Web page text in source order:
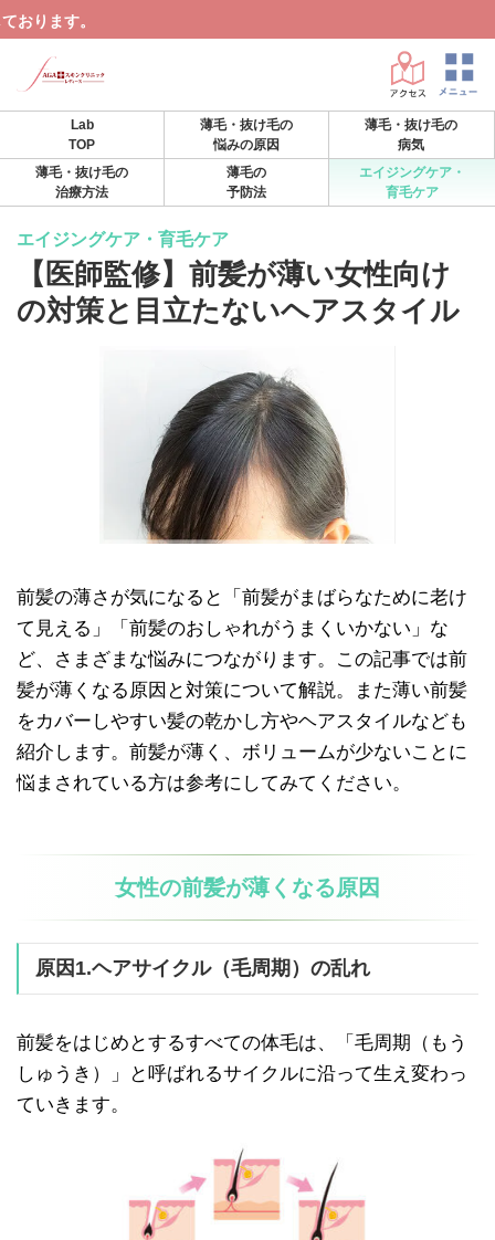
Lab
TOP
薄毛・抜け毛の
悩みの原因
薄毛・抜け毛の
病気
薄毛・抜け毛の
治療方法
薄毛の
予防法
エイジングケア・
育毛ケア
エイジングケア・育毛ケア
【医師監修】前髪が薄い女性向け
の対策と目立たないヘアスタイル
前髪の薄さが気になると「前髪がまばらなために老け
て見える」「前髪のおしゃれがうまくいかない」な
ど、さまざまな悩みにつながります。この記事では前
髪が薄くなる原因と対策について解説。また薄い前髪
をカバーしやすい髪の乾かし方やヘアスタイルなども
紹介します。前髪が薄く、ボリュームが少ないことに
悩まされている方は参考にしてみてください。
女性の前髪が薄くなる原因
原因1.ヘアサイクル（毛周期）の乱れ
前髪をはじめとするすべての体毛は、「毛周期（もう
しゅうき）」と呼ばれるサイクルに沿って生え変わっ
ていきます。